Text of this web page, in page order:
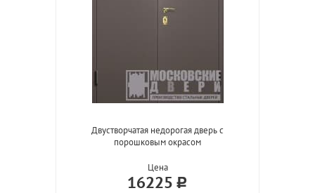
Двустворчатая недорогая дверь с
порошковым окрасом
Цена
16225